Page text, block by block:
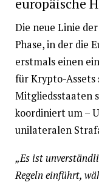
europäische
Die neue Linie
Phase, in der die
erstmals einen
für Krypto-Assets
Mitgliedsstaaten
koordiniert um –
unilateralen
„Es ist
Regeln einführt,